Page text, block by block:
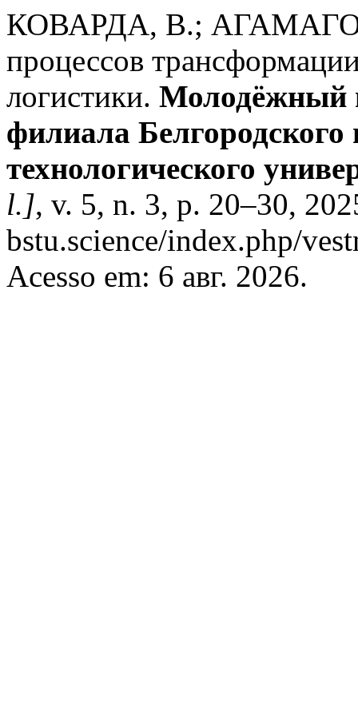
КОВАРДА, В.;
процессов
логистики. Молодёжный
филиала Белгородского
технологического
l.], v. 5, n. 3, p. 20–30,
bstu.science/index.php/
Acesso em: 6 авг. 2026.